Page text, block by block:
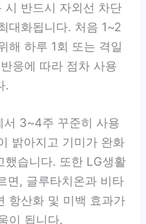
시 반드시 자외선 차단
대화됩니다. 처음 1~2
해 하루 1회 또는 격일
응에 따라 점차 사용
.
3~4주 꾸준히 사용
밝아지고 기미가 완화
했습니다. 또한 LG생활
면, 글루타치온과 비타
항산화 및 미백 효과가
이 됩니다.